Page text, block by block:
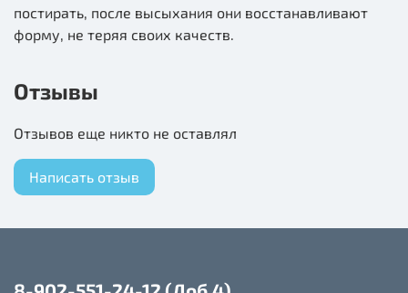
постирать, после высыхания они восстанавливают
форму, не теряя своих качеств.
Отзывы
Отзывов еще никто не оставлял
Написать отзыв